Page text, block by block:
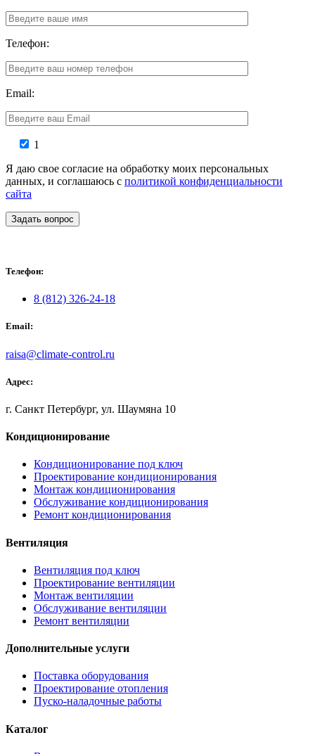
Телефон:
Email:
1
Я даю свое согласие на обработку моих персональных
данных, и соглашаюсь с политикой конфиденциальности
сайта
Задать вопрос
Телефон:
8 (812) 326-24-18
Email:
raisa@climate-control.ru
Адрес:
г. Санкт Петербург, ул. Шаумяна 10
Кондиционирование
Кондиционирование под ключ
Проектирование кондиционирования
Монтаж кондиционирования
Обслуживание кондиционирования
Ремонт кондиционирования
Вентиляция
Вентиляция под ключ
Проектирование вентиляции
Монтаж вентиляции
Обслуживание вентиляции
Ремонт вентиляции
Дополнительные услуги
Поставка оборудования
Проектирование отопления
Пуско-наладочные работы
Каталог